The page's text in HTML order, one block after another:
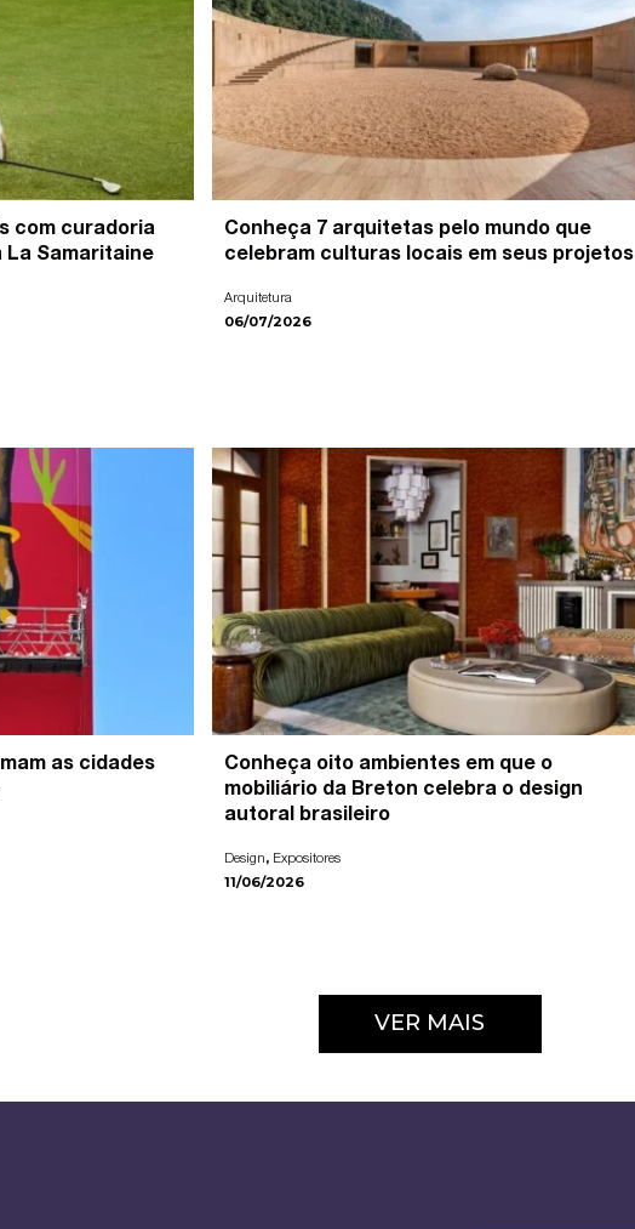
com curadoria
La Samaritaine
Conheça 7 arquitetas pelo mundo que
celebram culturas locais em seus projetos
Arquitetura
06/07/2026
as cidades
Conheça oito ambientes em que o
mobiliário da Breton celebra o design
autoral brasileiro
Design, Expositores
11/06/2026
VER MAIS